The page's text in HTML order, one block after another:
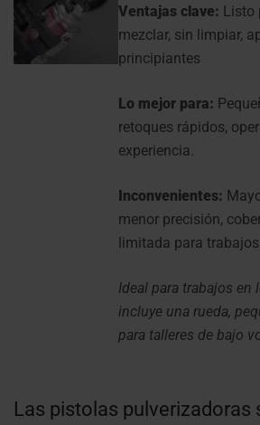
Ventajas clave: Listo
mezclar, sin limpiar,
principiantes
Lo mejor para:
retoques rápidos,
experiencia.
Inconvenientes:
menor precisión,
limitada para
Ideal para trabajos en
incluye una rueda,
para talleres de bajo
Las pistolas pulverizadoras